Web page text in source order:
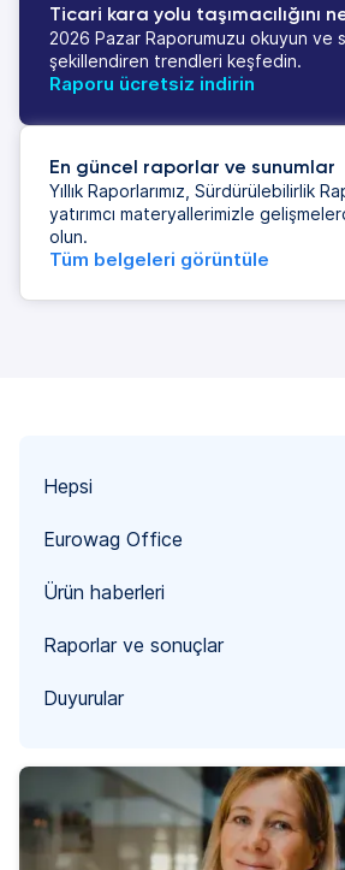
Ticari kara yolu taşımacılığını
2026 Pazar Raporumuzu okuyun ve
şekillendiren trendleri keşfedin.
Raporu ücretsiz indirin
En güncel raporlar ve sunumlar
Yıllık Raporlarımız, Sürdürülebilirlik
yatırımcı materyallerimizle
olun.
Tüm belgeleri görüntüle
Hepsi
Eurowag Office
Ürün haberleri
Raporlar ve sonuçlar
Duyurular